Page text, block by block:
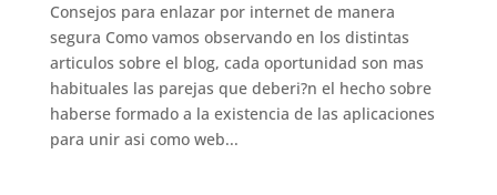
Consejos para enlazar por internet de manera
segura Como vamos observando en los distintas
articulos sobre el blog, cada oportunidad son mas
habituales las parejas que deberi?n el hecho sobre
haberse formado a la existencia de las aplicaciones
para unir asi­ como web...